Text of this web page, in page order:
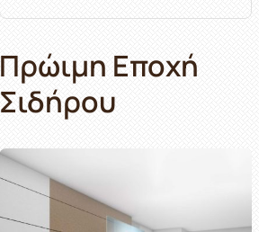
Πρώιμη Εποχή
Σιδήρου